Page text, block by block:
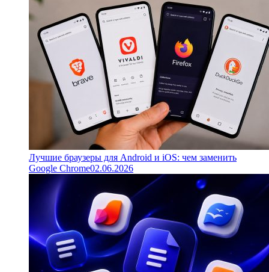
Лучшие браузеры для Android и iOS: чем заменить
Google Chrome02.06.2026